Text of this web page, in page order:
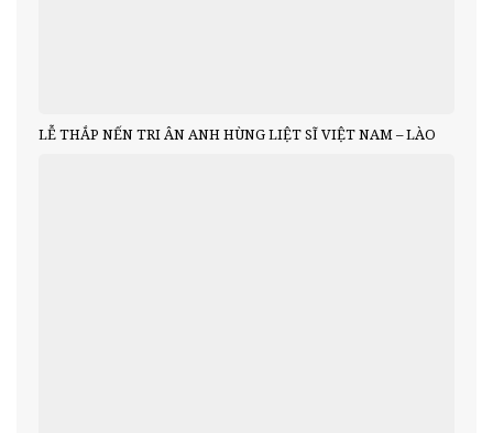
LỄ THẮP NẾN TRI ÂN ANH HÙNG LIỆT SĨ VIỆT NAM – LÀO